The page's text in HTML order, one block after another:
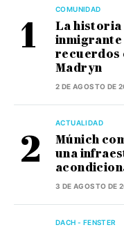
COMUNIDAD
La historia
inmigrante
recuerdos
Madryn
2 DE AGOSTO DE
ACTUALIDAD
Múnich
una
3 DE AGOSTO DE
DACH - FENSTER